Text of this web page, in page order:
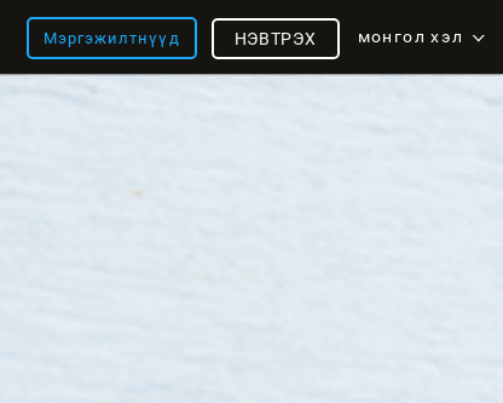
Мэргэжилтнүүд монгол хэл
НЭВТРЭХ